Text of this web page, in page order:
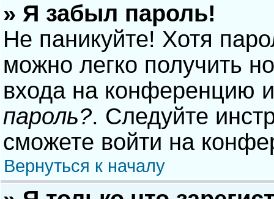
» Я забыл пароль!
Не паникуйте! Хотя
можно легко получить
входа на конференцию
пароль?. Следуйте
сможете войти на
Вернуться к началу